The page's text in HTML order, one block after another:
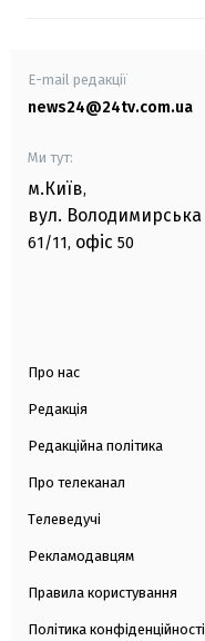
E-mail редакції
news24@24tv.com.ua
Ми тут:
м.Київ,
вул. Володимирська
61/11, офіс 50
Про нас
Редакція
Редакційна політика
Про телеканал
Телеведучі
Рекламодавцям
Правила користування
Політика конфіденційності